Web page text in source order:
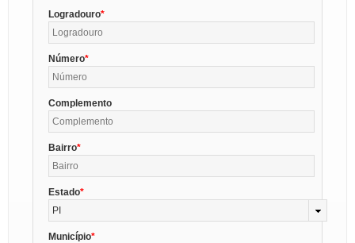
Logradouro
Número
Complemento
Bairro
Estado
PI
Município